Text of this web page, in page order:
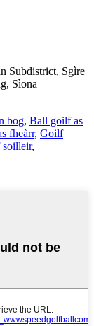
Subdistrict, Sgìre
Sìona
bog, Ball goilf as
fheàrr, Goilf
soilleir,